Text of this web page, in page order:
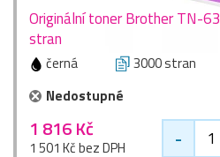
Originální toner Brother TN-
stran
černá 3000 stran
Nedostupné
1 816 Kč
1 501 Kč bez DPH -